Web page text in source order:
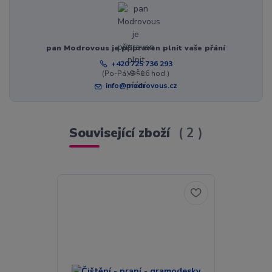
pan Modrovous je připraven plnit vaše přání
+420 725 736 293
(Po-Pá, 8 - 16 hod.)
info@modrovous.cz
Související zboží 2